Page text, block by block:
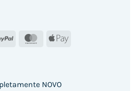
PayPal MasterCard
Apple
NOVO